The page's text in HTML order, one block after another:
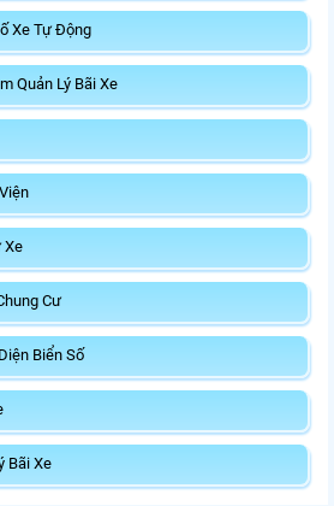
Xe Tự Động
Quản Lý Bãi Xe
Xe
Cư
Biển Số
Bãi Xe